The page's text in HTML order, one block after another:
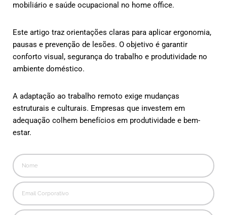
mobiliário e saúde ocupacional no home office.
Este artigo traz orientações claras para aplicar ergonomia,
pausas e prevenção de lesões. O objetivo é garantir
conforto visual, segurança do trabalho e produtividade no
ambiente doméstico.
A adaptação ao trabalho remoto exige mudanças
estruturais e culturais. Empresas que investem em
adequação colhem benefícios em produtividade e bem-
estar.